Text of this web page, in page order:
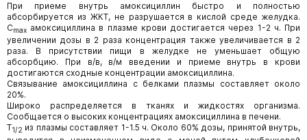
При приеме внутрь амоксициллин быстро и полностью
абсорбируется из ЖКТ, не разрушается в кислой среде желудка.
Cmax амоксициллина в плазме крови достигается через 1-2 ч. При
увеличении дозы в 2 раза концентрация также увеличивается в 2
раза. В присутствии пищи в желудке не уменьшает общую
абсорбцию. При в/в, в/м введении и приеме внутрь в крови
достигаются сходные концентрации амоксициллина.
Связывание амоксициллина с белками плазмы составляет около
20%.
Широко распределяется в тканях и жидкостях организма.
Сообщается о высоких концентрациях амоксициллина в печени.
T1/2 из плазмы составляет 1-1.5 ч. Около 60% дозы, принятой внутрь,